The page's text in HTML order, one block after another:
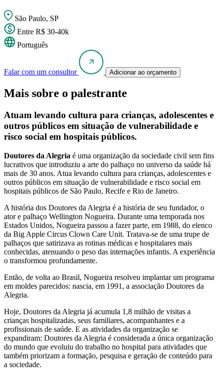
São Paulo, SP
Entre R$ 30-40k
Português
Falar com um consultor Adicionar ao orçamento
Mais sobre o palestrante
Atuam levando cultura para crianças, adolescentes e
outros públicos em situação de vulnerabilidade e
risco social em hospitais públicos.
Doutores da Alegria é uma organização da sociedade civil sem fins
lucrativos que introduziu a arte do palhaço no universo da saúde há
mais de 30 anos. Atua levando cultura para crianças, adolescentes e
outros públicos em situação de vulnerabilidade e risco social em
hospitais públicos de São Paulo, Recife e Rio de Janeiro.
A história dos Doutores da Alegria é a história de seu fundador, o
ator e palhaço Wellington Nogueira. Durante uma temporada nos
Estados Unidos, Nogueira passou a fazer parte, em 1988, do elenco
da Big Apple Circus Clown Care Unit. Tratava-se de uma trupe de
palhaços que satirizava as rotinas médicas e hospitalares mais
conhecidas, atenuando o peso das internações infantis. A experiência
o transformou profundamente.
Então, de volta ao Brasil, Nogueira resolveu implantar um programa
em moldes parecidos: nascia, em 1991, a associação Doutores da
Alegria.
Hoje, Doutores da Alegria já acumula 1,8 milhão de visitas a
crianças hospitalizadas, seus familiares, acompanhantes e a
profissionais de saúde. E as atividades da organização se
expandiram: Doutores da Alegria é considerada a única organização
do mundo que evoluiu do trabalho no hospital para atividades que
também priorizam a formação, pesquisa e geração de conteúdo para
a sociedade.